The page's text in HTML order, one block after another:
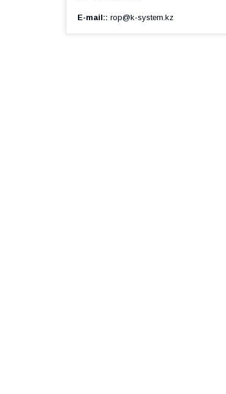
E-mail: rop@k-system.kz